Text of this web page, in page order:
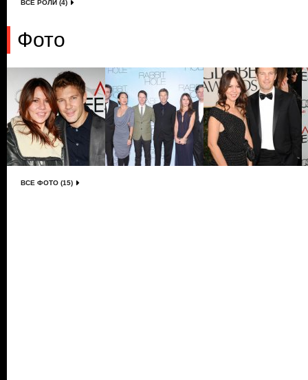
ВСЕ РОЛИ (4)
Фото
ВСЕ ФОТО (15)